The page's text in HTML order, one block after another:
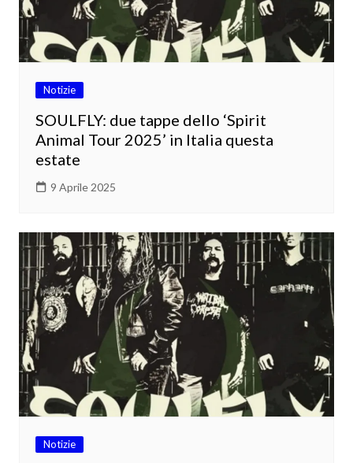
Notizie
SOULFLY: due tappe dello ‘Spirit
Animal Tour 2025’ in Italia questa
estate
9 Aprile 2025
Notizie